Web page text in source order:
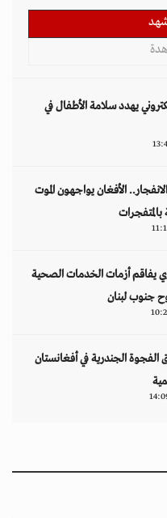
يهدد سلامة الأطفال في
الأفغان يواجهون الموت
بالمتفجرات
يفاقم أزمات الخدمات الصحية
جنوب لبنان
الفجوة الجندرية في أفغانستان